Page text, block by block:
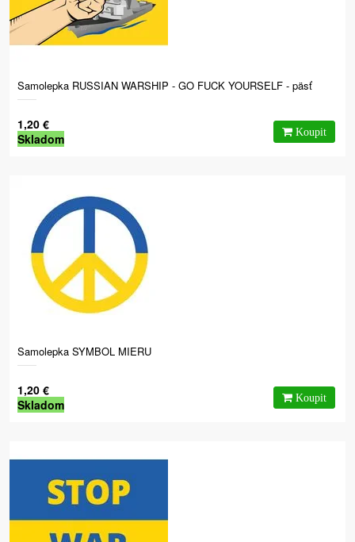
Samolepka RUSSIAN WARSHIP - GO FUCK YOURSELF - päsť
1,20 €
Skladom
Samolepka SYMBOL MIERU
1,20 €
Skladom